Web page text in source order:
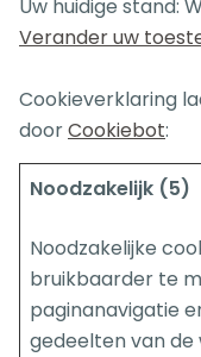
Uw huidige stand:
Verander uw
Cookieverklaring
doorCookiebot:
Noodzakelijk (5)
Noodzakelijke
bruikbaarder te
paginanavigatie
gedeelten van de